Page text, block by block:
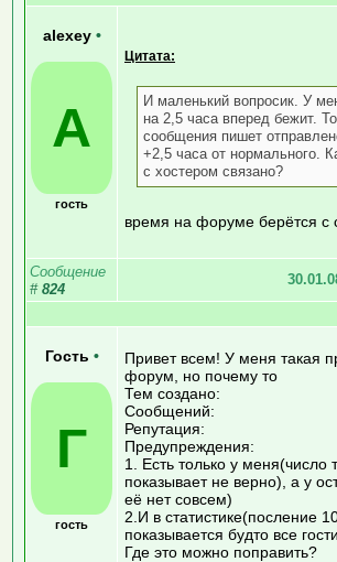
alexey •
A
гость
Цитата:
И маленький вопросик. У
на 2,5 часа вперед бежит.
сообщения пишет
+2,5 часа от нормального.
с хостером связано?
время на форуме берётся с
Сообщение
# 824
Гость •
Г
гость
Привет всем! У меня такая
форум, но почему то
Тем создано:
Сообщений:
Репутация:
Предупреждения:
1. Есть только у
показывает не верно), а у
её нет совсем)
2.И в статистике(посление
показывается будто все
Где это можно поправить?